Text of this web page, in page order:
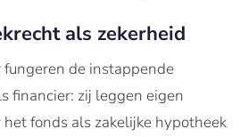
als zekerheid
de instappende
financier: zij leggen eigen
fonds als zakelijke hypotheek